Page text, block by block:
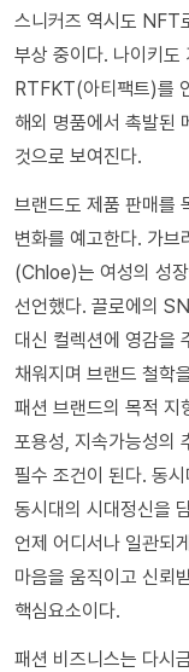
스니커즈 역시도 NFT
부상 중이다. 나이키
RTFKT(아티팩트)를
해외 명품에서 촉발된
것으로 보여진다.
브랜드도 제품 판매를
변화를 예고한다. 가브
(Chloe)는 여성의 성
선언했다. 끌로에의
대신 컬렉션에 영감을
채워지며 브랜드 철학
패션 브랜드의 목적 지
포용성, 지속가능성의
필수 조건이 된다. 동
동시대의 시대정신을
언제 어디서나 일관되
마음을 움직이고 신뢰
핵심요소이다.
패션 비즈니스는 다시